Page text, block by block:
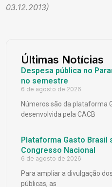
03.12.2013)
Últimas Notícias
Despesa pública no
no semestre
6 de agosto de 2026
Números são da plataforma
desenvolvida pela CACB
Plataforma Gasto Brasil
Congresso Nacional
6 de agosto de 2026
Para ampliar a divulgação
públicas, as